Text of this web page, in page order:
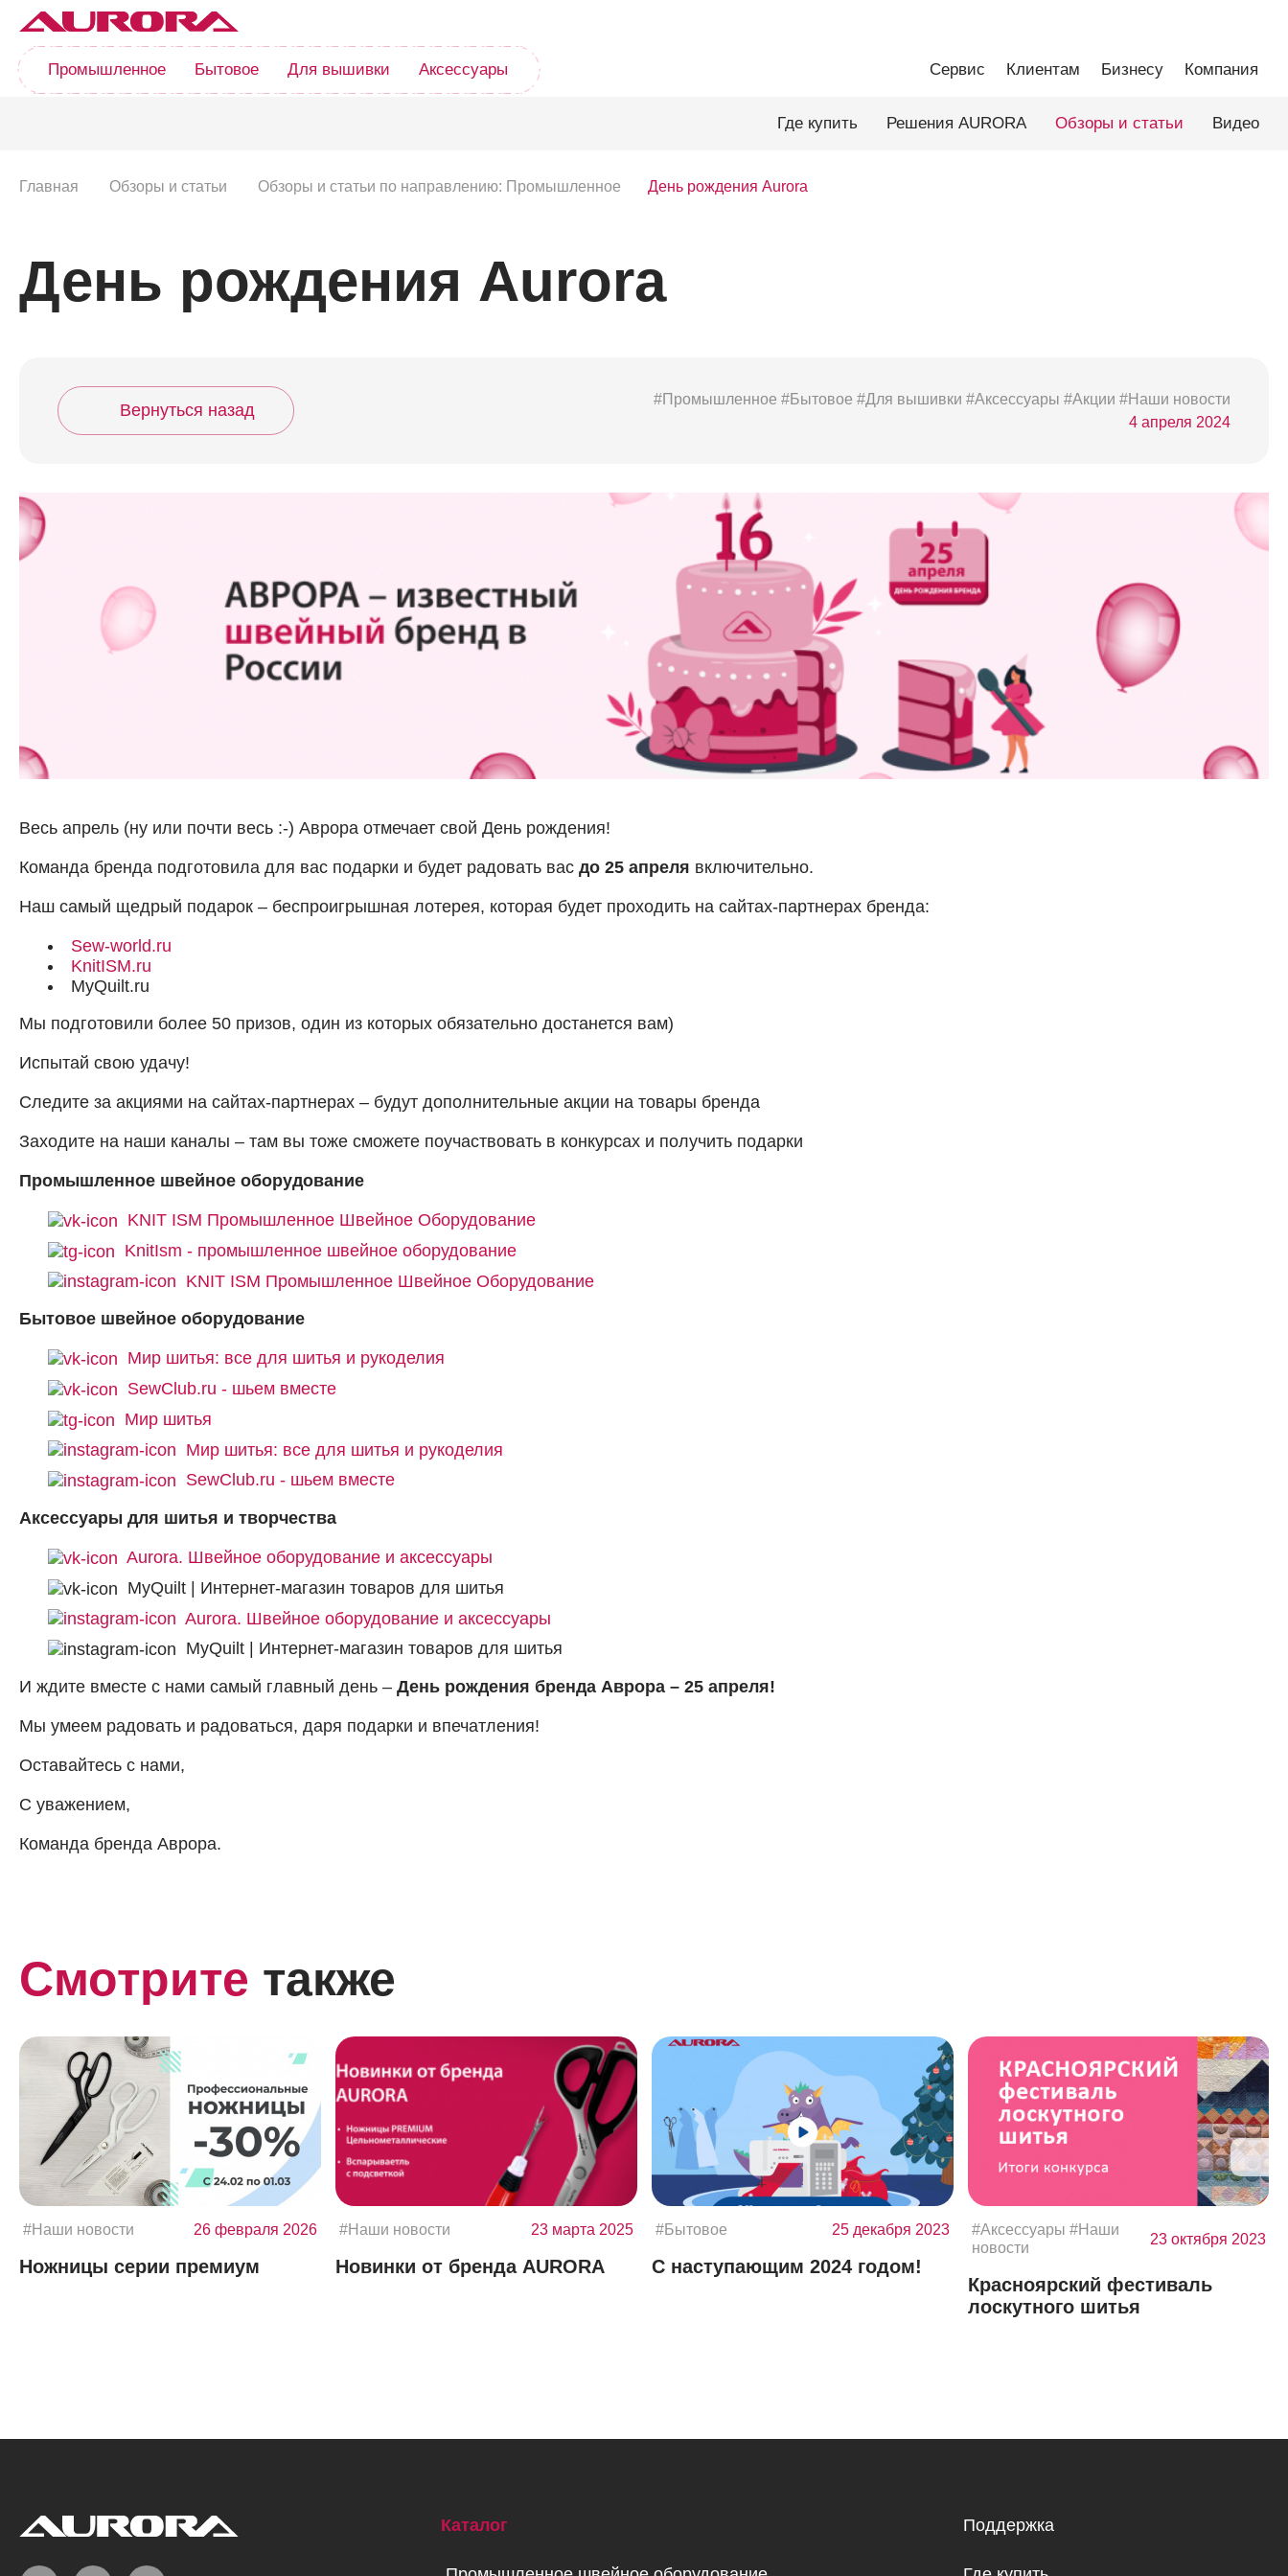
Промышленное Бытовое Для вышивки Аксессуары Сервис Клиентам Бизнесу Компания
Где купить Решения AURORA Обзоры и статьи Видео
Главная Обзоры и статьи Обзоры и статьи по направлению: Промышленное День рождения Aurora
День рождения Aurora
Вернуться назад
#Промышленное #Бытовое #Для вышивки #Аксессуары #Акции #Наши новости
4 апреля 2024
Весь апрель (ну или почти весь :-) Аврора отмечает свой День рождения!
Команда бренда подготовила для вас подарки и будет радовать вас до 25 апреля включительно.
Наш самый щедрый подарок – беспроигрышная лотерея, которая будет проходить на сайтах-партнерах бренда:
Sew-world.ru
KnitISM.ru
MyQuilt.ru
Мы подготовили более 50 призов, один из которых обязательно достанется вам)
Испытай свою удачу!
Следите за акциями на сайтах-партнерах – будут дополнительные акции на товары бренда
Заходите на наши каналы – там вы тоже сможете поучаствовать в конкурсах и получить подарки
Промышленное швейное оборудование
KNIT ISM Промышленное Швейное Оборудование
KnitIsm - промышленное швейное оборудование
KNIT ISM Промышленное Швейное Оборудование
Бытовое швейное оборудование
Мир шитья: все для шитья и рукоделия
SewClub.ru - шьем вместе
Мир шитья
Мир шитья: все для шитья и рукоделия
SewClub.ru - шьем вместе
Аксессуары для шитья и творчества
Aurora. Швейное оборудование и аксессуары
MyQuilt | Интернет-магазин товаров для шитья
Aurora. Швейное оборудование и аксессуары
MyQuilt | Интернет-магазин товаров для шитья
И ждите вместе с нами самый главный день – День рождения бренда Аврора – 25 апреля!
Мы умеем радовать и радоваться, даря подарки и впечатления!
Оставайтесь с нами,
С уважением,
Команда бренда Аврора.
Смотрите также
#Наши новости 26 февраля 2026
Ножницы серии премиум
#Наши новости 23 марта 2025
Новинки от бренда AURORA
#Бытовое 25 декабря 2023
С наступающим 2024 годом!
#Аксессуары #Наши
новости
23 октября 2023
Красноярский фестиваль
лоскутного шитья
Каталог Поддержка